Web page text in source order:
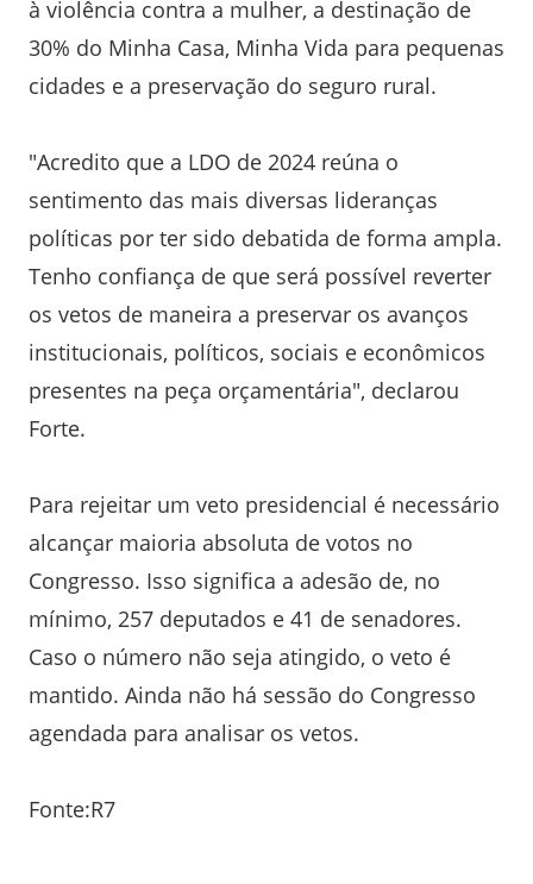
à violência contra a mulher, a destinação de
30% do Minha Casa, Minha Vida para pequenas
cidades e a preservação do seguro rural.
"Acredito que a LDO de 2024 reúna o
sentimento das mais diversas lideranças
políticas por ter sido debatida de forma ampla.
Tenho confiança de que será possível reverter
os vetos de maneira a preservar os avanços
institucionais, políticos, sociais e econômicos
presentes na peça orçamentária", declarou
Forte.
Para rejeitar um veto presidencial é necessário
alcançar maioria absoluta de votos no
Congresso. Isso significa a adesão de, no
mínimo, 257 deputados e 41 de senadores.
Caso o número não seja atingido, o veto é
mantido. Ainda não há sessão do Congresso
agendada para analisar os vetos.
Fonte:R7